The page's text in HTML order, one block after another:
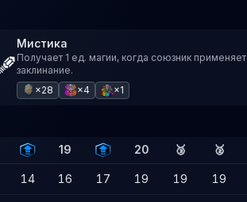
Мистика
Получает 1 ед. магии, когда союзник применяет
заклинание.
×28
×4 ×1
19 20 🥉 🥈
14 16 17 19 19 19